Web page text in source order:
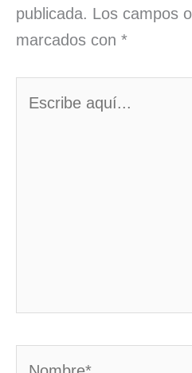
publicada. Los campos
marcados con *